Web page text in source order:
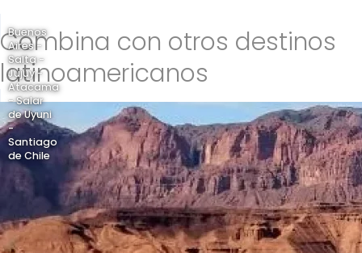
Combina con otros destinos
latinoamericanos
Buenos
Aires -
Salta -
Jujuy -
Atacama
- Salar
de Uyuni
-
Santiago
de Chile